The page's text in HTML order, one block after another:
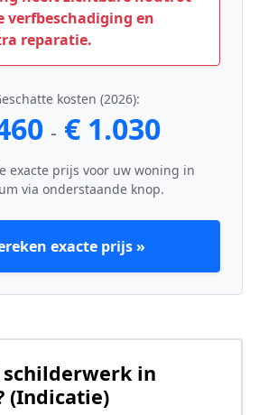
verfbeschadiging en
reparatie.
kosten (2026):
- € 1.030
exacte prijs voor uw woning in
via onderstaande knop.
exacte prijs »
in
(Indicatie)